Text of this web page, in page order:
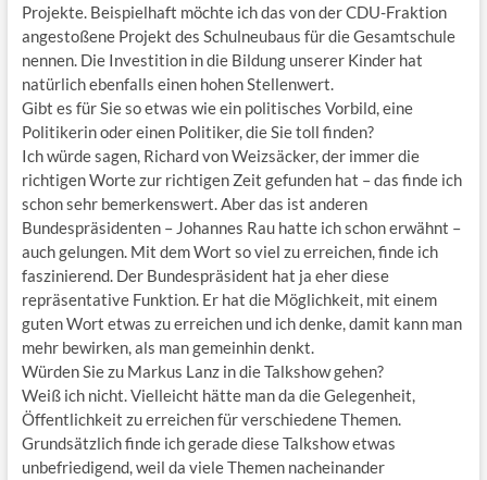
Projekte. Beispielhaft möchte ich das von der CDU-Fraktion
angestoßene Projekt des Schulneubaus für die Gesamtschule
nennen. Die Investition in die Bildung unserer Kinder hat
natürlich ebenfalls einen hohen Stellenwert.
Gibt es für Sie so etwas wie ein politisches Vorbild, eine
Politikerin oder einen Politiker, die Sie toll finden?
Ich würde sagen, Richard von Weizsäcker, der immer die
richtigen Worte zur richtigen Zeit gefunden hat – das finde ich
schon sehr bemerkenswert. Aber das ist anderen
Bundespräsidenten – Johannes Rau hatte ich schon erwähnt –
auch gelungen. Mit dem Wort so viel zu erreichen, finde ich
faszinierend. Der Bundespräsident hat ja eher diese
repräsentative Funktion. Er hat die Möglichkeit, mit einem
guten Wort etwas zu erreichen und ich denke, damit kann man
mehr bewirken, als man gemeinhin denkt.
Würden Sie zu Markus Lanz in die Talkshow gehen?
Weiß ich nicht. Vielleicht hätte man da die Gelegenheit,
Öffentlichkeit zu erreichen für verschiedene Themen.
Grundsätzlich finde ich gerade diese Talkshow etwas
unbefriedigend, weil da viele Themen nacheinander